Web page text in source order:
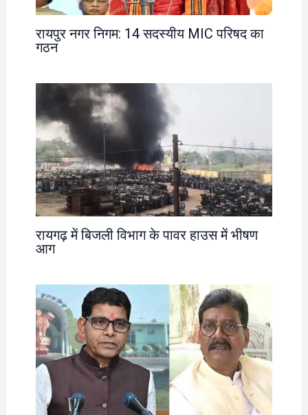
रायपुर नगर निगम: 14 सदस्यीय MIC परिषद का
गठन
रायगढ़ में बिजली विभाग के पावर हाउस में भीषण
आग